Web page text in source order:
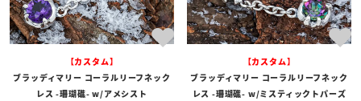
【カスタム】
ブラッディマリー コーラルリーフネック
レス -珊瑚礁- w/アメシスト
【カスタム】
ブラッディマリー コーラルリーフネック
レス -珊瑚礁- w/ミスティックトパーズ